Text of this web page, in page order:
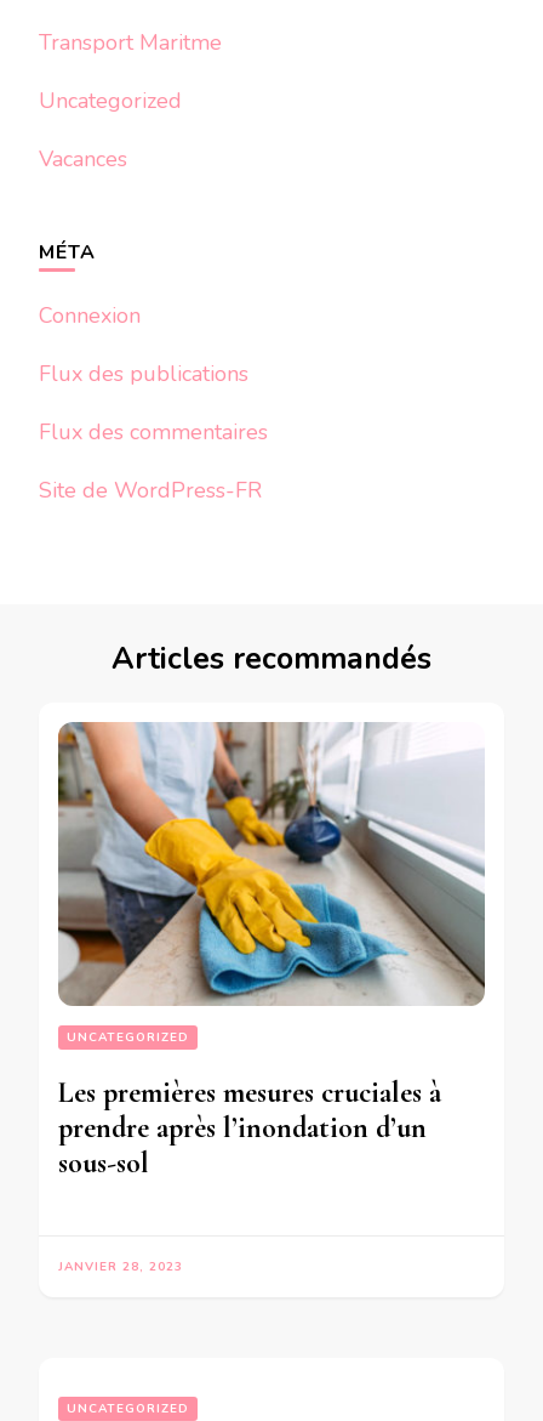
Transport Maritme
Uncategorized
Vacances
MÉTA
Connexion
Flux des publications
Flux des commentaires
Site de WordPress-FR
Articles recommandés
UNCATEGORIZED
Les premières mesures cruciales à
prendre après l’inondation d’un
sous-sol
JANVIER 28, 2023
UNCATEGORIZED